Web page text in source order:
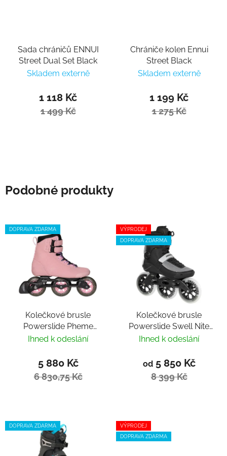
Sada chráničů ENNUI
Street Dual Set Black
Skladem externě
1 118 Kč
1 499 Kč
Chrániče kolen Ennui
Street Black
Skladem externě
1 199 Kč
1 275 Kč
Podobné produkty
DOPRAVA ZDARMA
Kolečkové brusle
Powerslide Pheme
Fresa 100
Ihned k odeslání
5 880 Kč
6 830,75 Kč
VÝPRODEJ
DOPRAVA ZDARMA
Kolečkové brusle
Powerslide Swell Nite
125 Trinity
Ihned k odeslání
od5 850 Kč
8 399 Kč
DOPRAVA ZDARMA
VÝPRODEJ
DOPRAVA ZDARMA